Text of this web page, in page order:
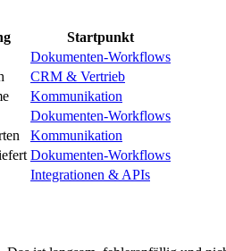
Startpunkt
Dokumenten-Workflows
CRM & Vertrieb
Kommunikation
Dokumenten-Workflows
Kommunikation
Dokumenten-Workflows
Integrationen & APIs